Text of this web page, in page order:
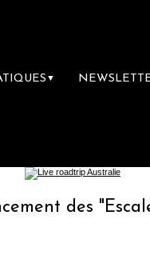
▼
"Escales